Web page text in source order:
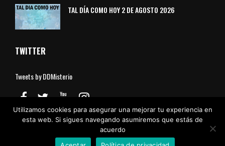
TAL DÍA COMO HOY 2 DE AGOSTO 2026
TWITTER
Tweets by DDMisterio
Política de Cookies Política de Privacidad
Contacto
Utilizamos cookies para asegurar una mejorar tu experiencia en
esta web. Si sigues navegando asumiremos que estás de
acuerdo